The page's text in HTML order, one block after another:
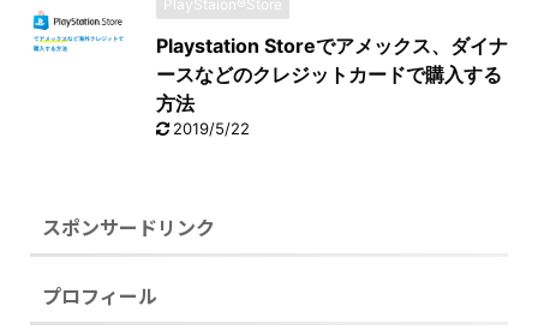
PlayStaion®Store
Playstation Storeでアメックス、ダイナ
ースなどのクレジットカードで購入する
方法
2019/5/22
スポンサードリンク
プロフィール